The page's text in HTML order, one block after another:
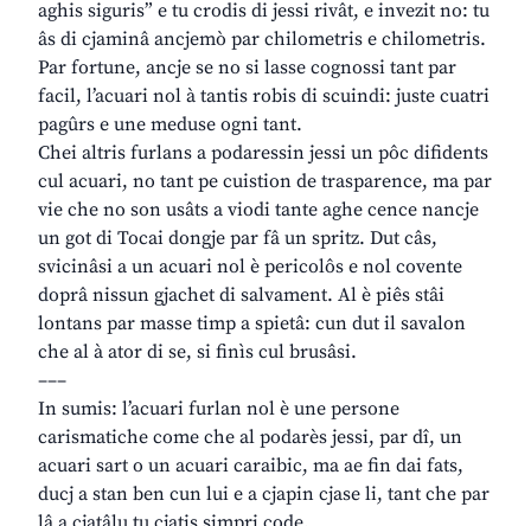
aghis siguris” e tu crodis di jessi rivât, e invezit no: tu
âs di cjaminâ ancjemò par chilometris e chilometris.
Par fortune, ancje se no si lasse cognossi tant par
facil, l’acuari nol à tantis robis di scuindi: juste cuatri
pagûrs e une meduse ogni tant.
Chei altris furlans a podaressin jessi un pôc difidents
cul acuari, no tant pe cuistion de trasparence, ma par
vie che no son usâts a viodi tante aghe cence nancje
un got di Tocai dongje par fâ un spritz. Dut câs,
svicinâsi a un acuari nol è pericolôs e nol covente
doprâ nissun gjachet di salvament. Al è piês stâi
lontans par masse timp a spietâ: cun dut il savalon
che al à ator di se, si finìs cul brusâsi.
–––
In sumis: l’acuari furlan nol è une persone
carismatiche come che al podarès jessi, par dî, un
acuari sart o un acuari caraibic, ma ae fin dai fats,
ducj a stan ben cun lui e a cjapin cjase li, tant che par